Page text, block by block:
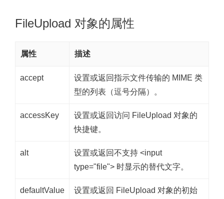
FileUpload 对象的属性
属性 描述
accept
设置或返回指示文件传输的 MIME 类
型的列表（逗号分隔）。
accessKey
设置或返回访问 FileUpload 对象的
快捷键。
alt
设置或返回不支持 <input
type="file"> 时显示的替代文字。
defaultValue
设置或返回 FileUpload 对象的初始